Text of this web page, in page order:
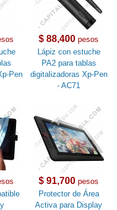
Pen
$ 88,400 pesos
Lápiz con estuche
PA2 para tablas
digitalizadoras Xp-Pen
- AC71
$ 91,700 pesos
Protector de Área
Activa para Display